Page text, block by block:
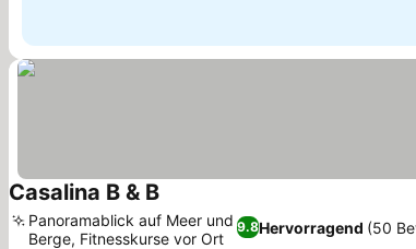
Casalina B & BPreise sehen
9.8Hervorragend (50
Panoramablick auf Meer und
Berge, Fitnesskurse vor Ort